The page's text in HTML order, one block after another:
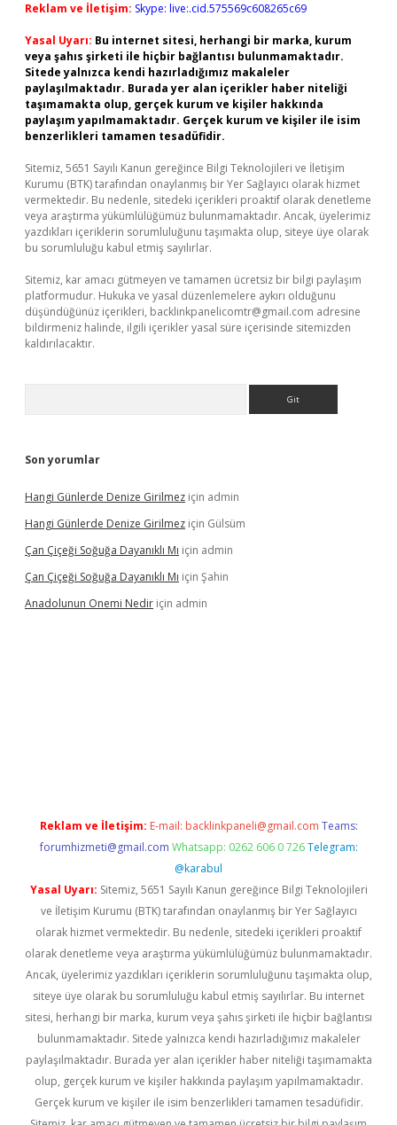
Reklam ve İletişim: Skype: live:.cid.575569c608265c69
Yasal Uyarı: Bu internet sitesi, herhangi bir marka, kurum
veya şahıs şirketi ile hiçbir bağlantısı bulunmamaktadır.
Sitede yalnızca kendi hazırladığımız makaleler
paylaşılmaktadır. Burada yer alan içerikler haber niteliği
taşımamakta olup, gerçek kurum ve kişiler hakkında
paylaşım yapılmamaktadır. Gerçek kurum ve kişiler ile isim
benzerlikleri tamamen tesadüfidir.
Sitemiz, 5651 Sayılı Kanun gereğince Bilgi Teknolojileri ve İletişim
Kurumu (BTK) tarafından onaylanmış bir Yer Sağlayıcı olarak hizmet
vermektedir. Bu nedenle, sitedeki içerikleri proaktif olarak denetleme
veya araştırma yükümlülüğümüz bulunmamaktadır. Ancak, üyelerimiz
yazdıkları içeriklerin sorumluluğunu taşımakta olup, siteye üye olarak
bu sorumluluğu kabul etmiş sayılırlar.
Sitemiz, kar amacı gütmeyen ve tamamen ücretsiz bir bilgi paylaşım
platformudur. Hukuka ve yasal düzenlemelere aykırı olduğunu
düşündüğünüz içerikleri, backlinkpanelicomtr@gmail.com adresine
bildirmeniz halinde, ilgili içerikler yasal süre içerisinde sitemizden
kaldırılacaktır.
Son yorumlar
Hangi Günlerde Denize Girilmez için admin
Hangi Günlerde Denize Girilmez için Gülsüm
Çan Çiçeği Soğuğa Dayanıklı Mı için admin
Çan Çiçeği Soğuğa Dayanıklı Mı için Şahin
Anadolunun Onemi Nedir için admin
Reklam ve İletişim: E-mail: backlinkpaneli@gmail.com Teams:
forumhizmeti@gmail.com Whatsapp: 0262 606 0 726 Telegram:
@karabul
Yasal Uyarı: Sitemiz, 5651 Sayılı Kanun gereğince Bilgi Teknolojileri
ve İletişim Kurumu (BTK) tarafından onaylanmış bir Yer Sağlayıcı
olarak hizmet vermektedir. Bu nedenle, sitedeki içerikleri proaktif
olarak denetleme veya araştırma yükümlülüğümüz bulunmamaktadır.
Ancak, üyelerimiz yazdıkları içeriklerin sorumluluğunu taşımakta olup,
siteye üye olarak bu sorumluluğu kabul etmiş sayılırlar. Bu internet
sitesi, herhangi bir marka, kurum veya şahıs şirketi ile hiçbir bağlantısı
bulunmamaktadır. Sitede yalnızca kendi hazırladığımız makaleler
paylaşılmaktadır. Burada yer alan içerikler haber niteliği taşımamakta
olup, gerçek kurum ve kişiler hakkında paylaşım yapılmamaktadır.
Gerçek kurum ve kişiler ile isim benzerlikleri tamamen tesadüfidir.